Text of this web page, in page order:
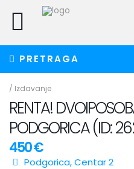
PRETRAGA
/ Izdavanje
RENTA!
PODGORICA (ID:
450 €
Podgorica,Centar 2